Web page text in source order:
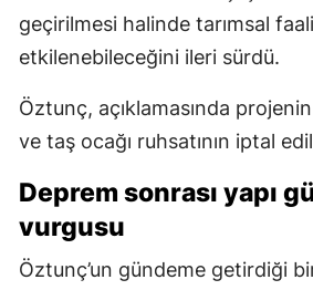
geçirilmesi halinde tarımsal
etkilenebileceğini ileri sürdü.
Öztunç, açıklamasında
ve taş ocağı ruhsatının iptal
Deprem sonrası yapı
vurgusu
Öztunç’un gündeme getirdiği